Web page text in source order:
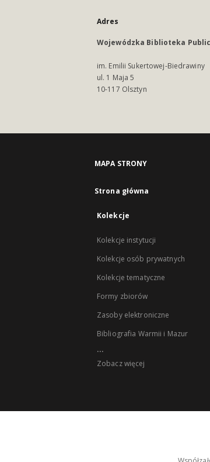
Adres
Wojewódzka Biblioteka
im. Emilii Sukertowej-Biedrawiny
ul. 1 Maja 5
10-117 Olsztyn
MAPA STRONY
Strona główna
Kolekcje
Kolekcje instytucji
Kolekcje osób prywatnych
Kolekcje tematyczne
Formy zbiorów
Zasoby elektroniczne
Bibliografia Warmii i Mazur
...
Zobacz więcej